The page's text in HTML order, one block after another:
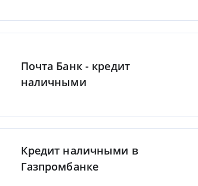
Почта Банк - кредит
наличными
Кредит наличными в
Газпромбанке